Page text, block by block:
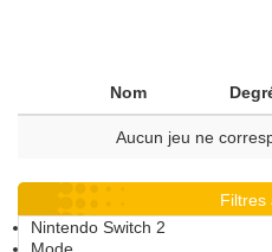
Nom
Aucun jeu ne
Filtres
Nintendo Switch 2